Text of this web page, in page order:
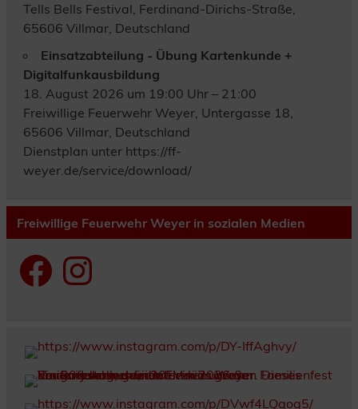
Tells Bells Festival, Ferdinand-Dirichs-Straße,
65606 Villmar, Deutschland
Einsatzabteilung - Übung Kartenkunde +
Digitalfunkausbildung
18. August 2026 um 19:00 Uhr – 21:00
Freiwillige Feuerwehr Weyer, Untergasse 18,
65606 Villmar, Deutschland
Dienstplan unter https://ff-
weyer.de/service/download/
Freiwillige Feuerwehr Weyer in sozialen Medien
FacebookInstagram